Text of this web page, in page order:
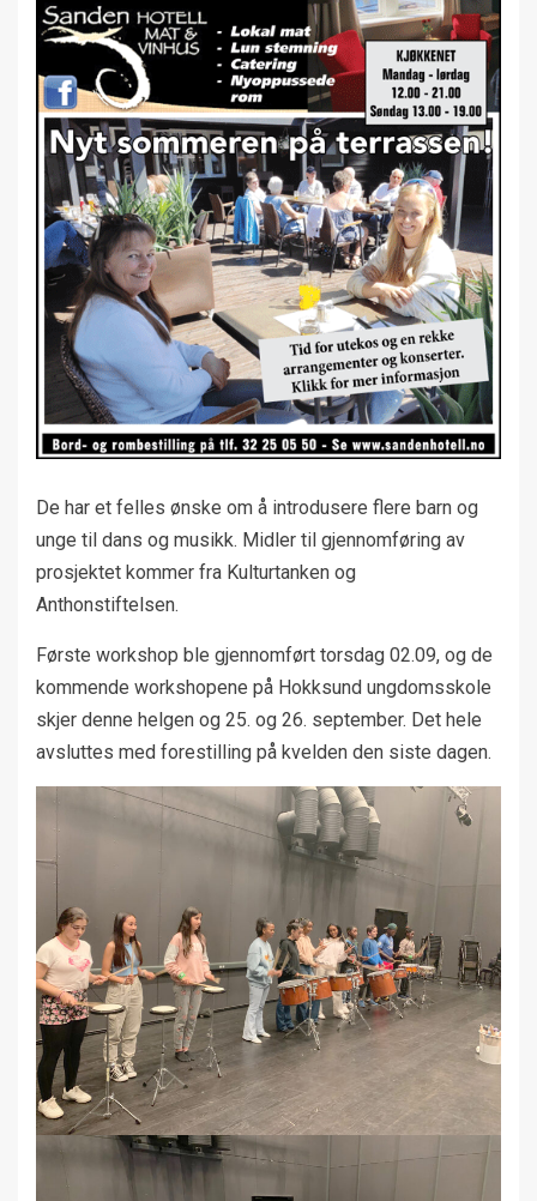
De har et felles ønske om å introdusere flere barn og
unge til dans og musikk. Midler til gjennomføring av
prosjektet kommer fra Kulturtanken og
Anthonstiftelsen.
Første workshop ble gjennomført torsdag 02.09, og de
kommende workshopene på Hokksund ungdomsskole
skjer denne helgen og 25. og 26. september. Det hele
avsluttes med forestilling på kvelden den siste dagen.